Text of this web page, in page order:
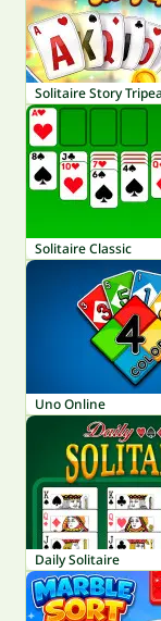
Solitaire Story
Solitaire Classic
Uno Online
Daily Solitaire